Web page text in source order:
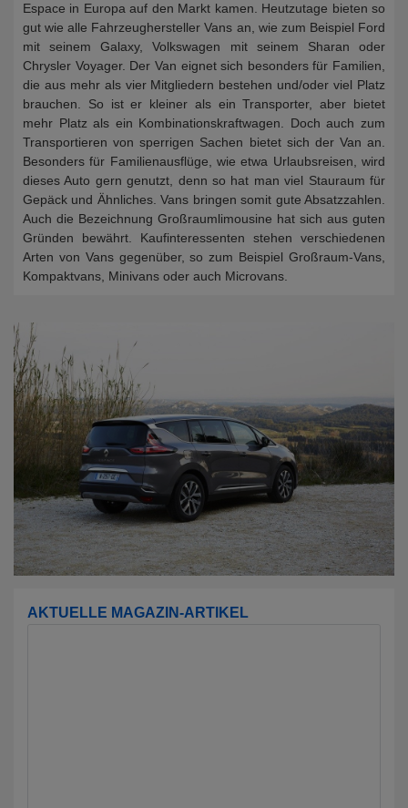
Espace in Europa auf den Markt kamen. Heutzutage bieten so
gut wie alle Fahrzeughersteller Vans an, wie zum Beispiel Ford
mit seinem Galaxy, Volkswagen mit seinem Sharan oder
Chrysler Voyager. Der Van eignet sich besonders für Familien,
die aus mehr als vier Mitgliedern bestehen und/oder viel Platz
brauchen. So ist er kleiner als ein Transporter, aber bietet
mehr Platz als ein Kombinationskraftwagen. Doch auch zum
Transportieren von sperrigen Sachen bietet sich der Van an.
Besonders für Familienausflüge, wie etwa Urlaubsreisen, wird
dieses Auto gern genutzt, denn so hat man viel Stauraum für
Gepäck und Ähnliches. Vans bringen somit gute Absatzzahlen.
Auch die Bezeichnung Großraumlimousine hat sich aus guten
Gründen bewährt. Kaufinteressenten stehen verschiedenen
Arten von Vans gegenüber, so zum Beispiel Großraum-Vans,
Kompaktvans, Minivans oder auch Microvans.
AKTUELLE MAGAZIN-ARTIKEL